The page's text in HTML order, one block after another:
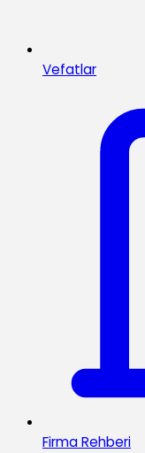
Vefatlar
Firma Rehberi